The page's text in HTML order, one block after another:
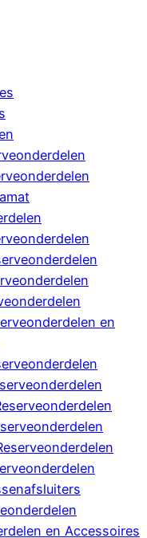
en
en Accessoires